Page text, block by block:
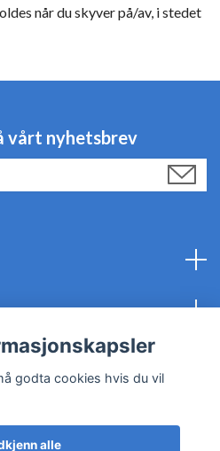
når du skyver på/av, i stedet
vårt nyhetsbrev
godta cookies hvis du vil
alle